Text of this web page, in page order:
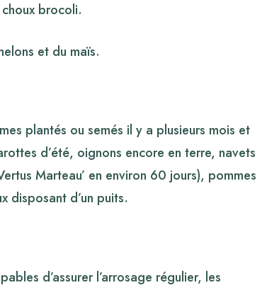
brocoli.
et du maïs.
plantés ou semés il y a plusieurs mois et
d’été, oignons encore en terre, navets
Marteau’ en environ 60 jours), pommes
disposant d’un puits.
d’assurer l’arrosage régulier, les